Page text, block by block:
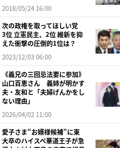
2018/05/24 16:00
次の政権を取ってほしい党
3位 立憲民主、2位 維新を抑
えた衝撃の圧倒的1位は？
2023/12/03 06:00
《義兄の三回忌法要に参加》
山口百恵さん 義姉が明かす
夫・友和と「夫婦げんかをし
ない理由」
2026/04/02 11:00
愛子さま“お婿様候補”に東
大卒のハイスペ華道王子が急